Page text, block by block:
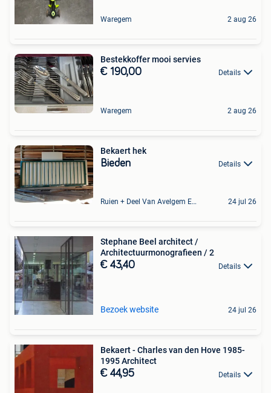
Waregem 2 aug 26
Bestekkoffer mooi servies
€ 190,00 Details
Waregem 2 aug 26
Bekaert hek
Bieden Details
Ruien + Deel Van Avelgem En Waarmaarde 24 jul 26
Stephane Beel architect /
Architectuurmonografieen / 2
€ 43,40 Details
Bezoek website 24 jul 26
Bekaert - Charles van den Hove 1985-
1995 Architect
€ 44,95 Details